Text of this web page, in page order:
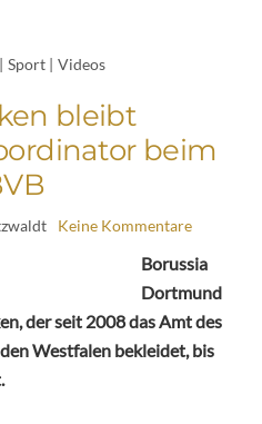
| Sport | Videos
bleibt
beim
Keine Kommentare
Borussia
Dortmund
der seit 2008 das Amt des
Westfalen bekleidet, bis